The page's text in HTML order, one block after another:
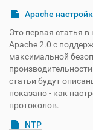
Apache
Это первая статья
Apache 2.0 с
максимальной
статьи будут
показано - как
протоколов.
NTP